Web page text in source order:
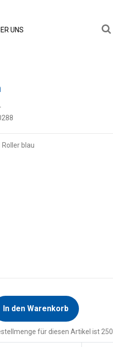
UNS
blau
In den Warenkorb
für diesen Artikel ist 250.